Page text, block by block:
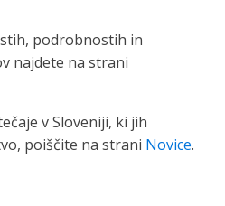
podrobnostih in
najdete na strani
v Sloveniji, ki jih
poiščite na strani Novice.